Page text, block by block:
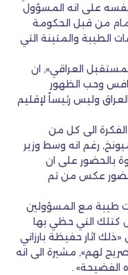
على انه المسؤول
من قبل الحكومة
الطيبة والمتينة التي
العراقي», ان
وحب الظهور
وليس رئيساً لإقليم
الفكرة الى كل من
رغم انه وسط وزير
بالحضور على ان
عكس من تم
طيبة مع المسؤولين
كتلك التي حظي بها
اثار حفيظة بارزاني
لهم», مشيرة الى انه
الفضيحة» .